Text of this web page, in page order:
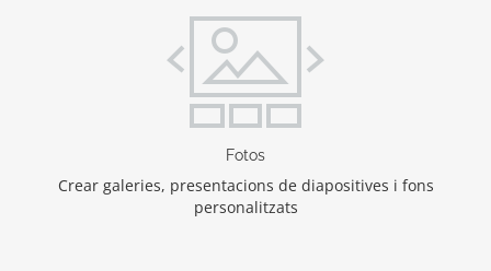
Fotos
Crear galeries, presentacions de diapositives i fons
personalitzats